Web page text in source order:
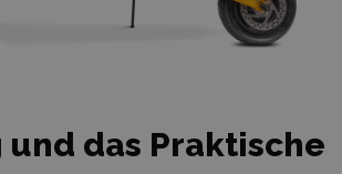
und das Praktische